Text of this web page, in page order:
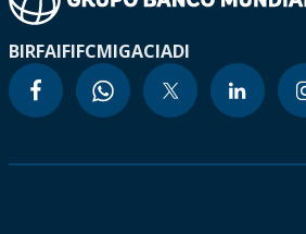
BIRFAIFIFCMIGACIADI